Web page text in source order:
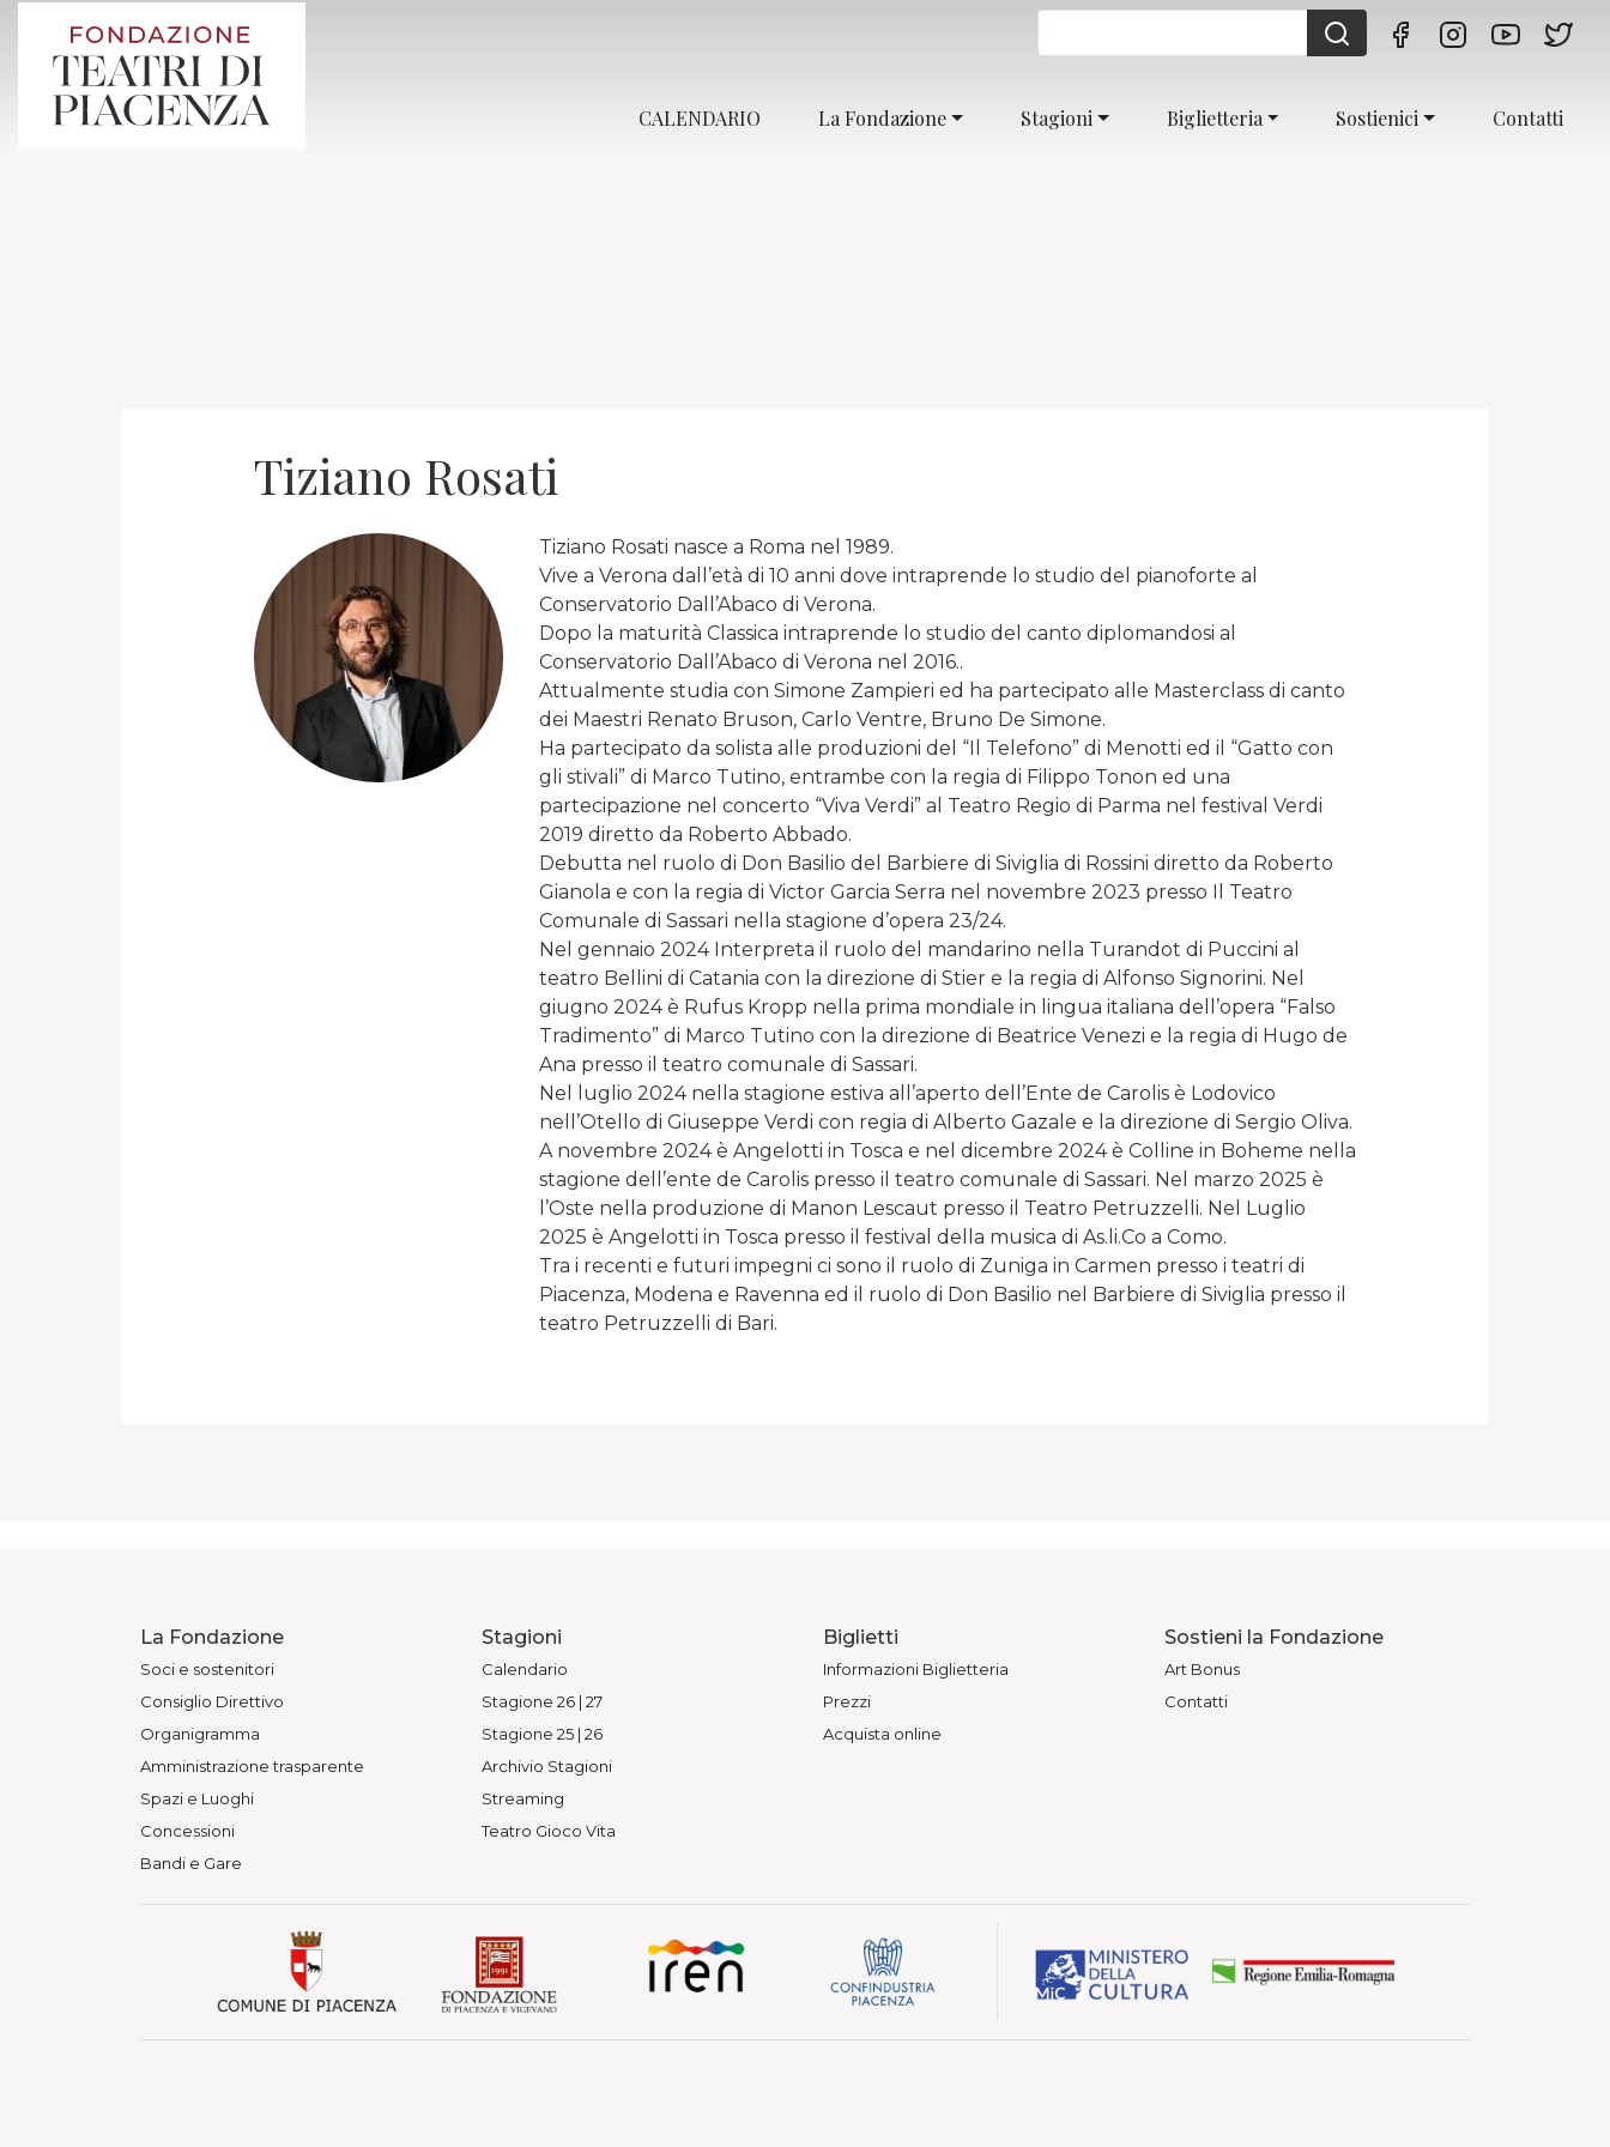
CALENDARIO La Fondazione Stagioni Biglietteria Sostienici Contatti
Tiziano Rosati
Tiziano Rosati nasce a Roma nel 1989.
Vive a Verona dall’età di 10 anni dove intraprende lo studio del pianoforte al
Conservatorio Dall’Abaco di Verona.
Dopo la maturità Classica intraprende lo studio del canto diplomandosi al
Conservatorio Dall’Abaco di Verona nel 2016..
Attualmente studia con Simone Zampieri ed ha partecipato alle Masterclass di canto
dei Maestri Renato Bruson, Carlo Ventre, Bruno De Simone.
Ha partecipato da solista alle produzioni del “Il Telefono” di Menotti ed il “Gatto con
gli stivali” di Marco Tutino, entrambe con la regia di Filippo Tonon ed una
partecipazione nel concerto “Viva Verdi” al Teatro Regio di Parma nel festival Verdi
2019 diretto da Roberto Abbado.
Debutta nel ruolo di Don Basilio del Barbiere di Siviglia di Rossini diretto da Roberto
Gianola e con la regia di Victor Garcia Serra nel novembre 2023 presso Il Teatro
Comunale di Sassari nella stagione d’opera 23/24.
Nel gennaio 2024 Interpreta il ruolo del mandarino nella Turandot di Puccini al
teatro Bellini di Catania con la direzione di Stier e la regia di Alfonso Signorini. Nel
giugno 2024 è Rufus Kropp nella prima mondiale in lingua italiana dell’opera “Falso
Tradimento” di Marco Tutino con la direzione di Beatrice Venezi e la regia di Hugo de
Ana presso il teatro comunale di Sassari.
Nel luglio 2024 nella stagione estiva all’aperto dell’Ente de Carolis è Lodovico
nell’Otello di Giuseppe Verdi con regia di Alberto Gazale e la direzione di Sergio Oliva.
A novembre 2024 è Angelotti in Tosca e nel dicembre 2024 è Colline in Boheme nella
stagione dell’ente de Carolis presso il teatro comunale di Sassari. Nel marzo 2025 è
l’Oste nella produzione di Manon Lescaut presso il Teatro Petruzzelli. Nel Luglio
2025 è Angelotti in Tosca presso il festival della musica di As.li.Co a Como.
Tra i recenti e futuri impegni ci sono il ruolo di Zuniga in Carmen presso i teatri di
Piacenza, Modena e Ravenna ed il ruolo di Don Basilio nel Barbiere di Siviglia presso il
teatro Petruzzelli di Bari.
La Fondazione
Soci e sostenitori
Consiglio Direttivo
Organigramma
Amministrazione trasparente
Spazi e Luoghi
Concessioni
Bandi e Gare
Stagioni
Calendario
Stagione 26 | 27
Stagione 25 | 26
Archivio Stagioni
Streaming
Teatro Gioco Vita
Biglietti
Informazioni Biglietteria
Prezzi
Acquista online
Sostieni la Fondazione
Art Bonus
Contatti